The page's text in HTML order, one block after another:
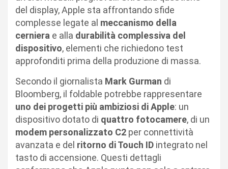
del display, Apple sta affrontando sfide
complesse legate al meccanismo della
cerniera e alla durabilità complessiva del
dispositivo, elementi che richiedono test
approfonditi prima della produzione di massa.
Secondo il giornalista Mark Gurman di
Bloomberg, il foldable potrebbe rappresentare
uno dei progetti più ambiziosi di Apple: un
dispositivo dotato di quattro fotocamere, di un
modem personalizzato C2 per connettività
avanzata e del ritorno di Touch ID integrato nel
tasto di accensione. Questi dettagli